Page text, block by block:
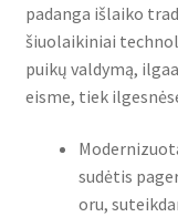
padanga išlaiko
šiuolaikiniai
puikų valdymą,
eisme, tiek
sudėtis
oru,